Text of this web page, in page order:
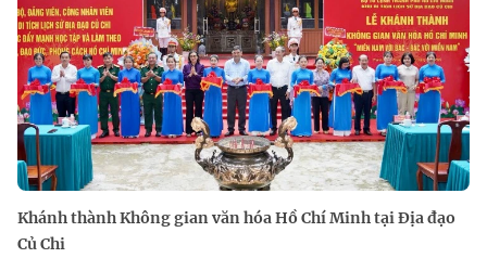
Khánh thành Không gian văn hóa Hồ Chí Minh tại Địa đạo
Củ Chi